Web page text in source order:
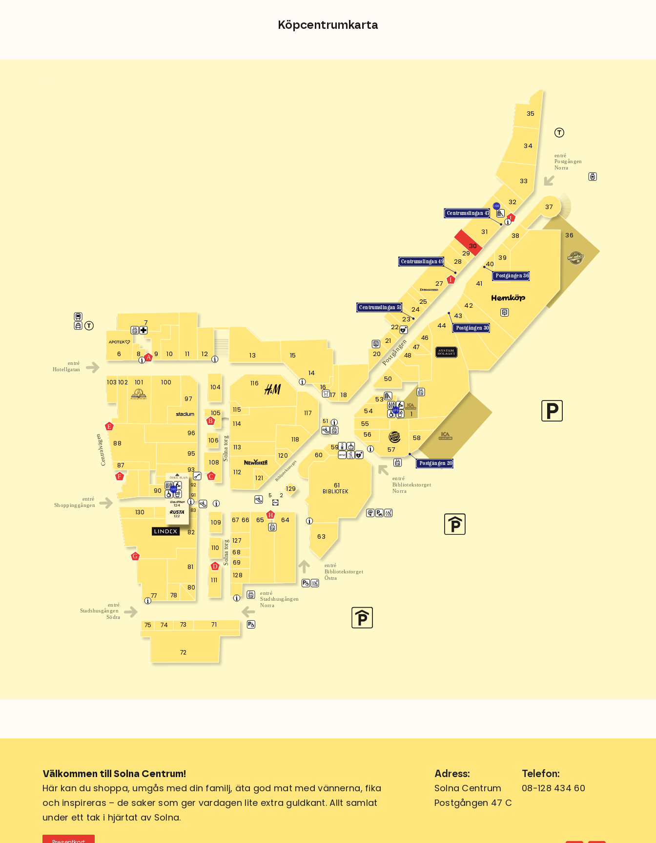
Köpcentrumkarta
6
7
9 10 11 12 13
15
14
16
17 18
20
21
22
23
24
27
28
29
30
31
32
33
34
35
37
36
38
40
41
42
43
44
50
53
54
55
56
57
64
65
66
67
58
1
59
60
5 2
63
61
BIBLIOTEK
47
46
48
39
25
8
103 102 101 100
97
104
105
106
108
109
127
121
112
120
118
117
51
113
114
115
116
68
69
128
129
80
81
82
130 83
91
90
87
88
92
122
124
93
95
96
78
77
71
73
72
74
75
110
111
entré
Postgången
Norra
entré
Bibliotekstorget
Norra
entré
Stadshusgången
Norra
entré
Bibliotekstorget
Östra
entré
Stadshusgången
Södra
entré
Shoppinggången
entré
Hotellgatan
Postgången
Bibliotekstorget
Solna torg
Centralvägen
Solna torg
ÖVRE PLAN
Centrumslingan 47
Postgången 36
Postgången 30
Postgången 20
Centrumslingan 49
Centrumslingan 51
A
B
C
D
E
F
G
H
I
J
1000
1001
1002
Välkommen till Solna Centrum!
Här kan du shoppa, umgås med din familj, äta god mat med vännerna, fika
och inspireras – de saker som ger vardagen lite extra guldkant. Allt samlat
under ett tak i hjärtat av Solna.
Adress:
Solna Centrum
Postgången 47 C
Telefon:
08-128 434 60